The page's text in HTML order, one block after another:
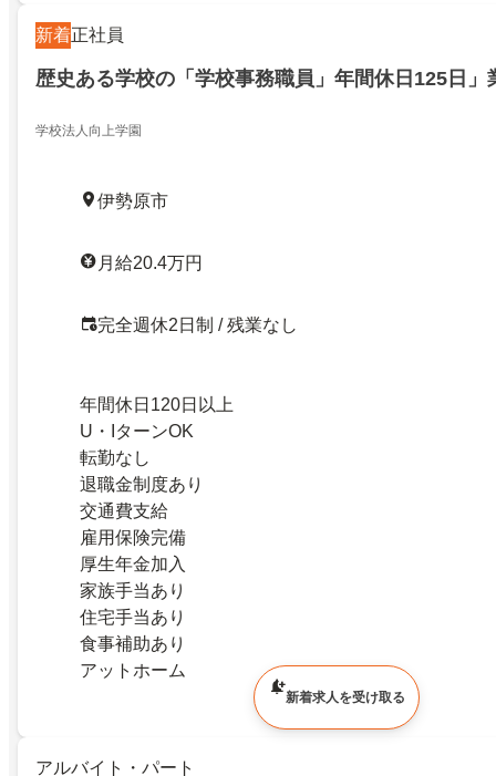
新着正社員
歴史ある学校の「学校事務職員」年間休日125日」
学校法人向上学園
伊勢原市
月給20.4万円
完全週休2日制 / 残業なし
年間休日120日以上
U・IターンOK
転勤なし
退職金制度あり
交通費支給
雇用保険完備
厚生年金加入
家族手当あり
住宅手当あり
食事補助あり
アットホーム
アルバイト・パート
新着求人を受け取る